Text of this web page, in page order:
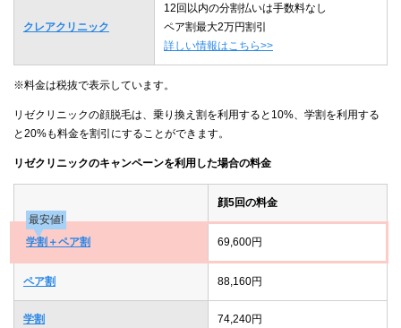
クレアクリニック
12回以内の分割払いは手数料なし
ペア割最大2万円割引
詳しい情報はこちら>>
※料金は税抜で表示しています。
リゼクリニックの顔脱毛は、乗り換え割を利用すると10%、学割を利用する
と20%も料金を割引にすることができます。
リゼクリニックのキャンペーンを利用した場合の料金
顔5回の料金
最安値!
学割＋ペア割
69,600円
ペア割 88,160円
学割 74,240円